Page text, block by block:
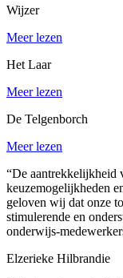
Wijzer
Meer lezen
Het Laar
Meer lezen
De Telgenborch
Meer lezen
“De aantrekkelijkheid
keuzemogelijkheden
geloven wij dat onze
stimulerende en
onderwijs-
Elzerieke Hilbrandie